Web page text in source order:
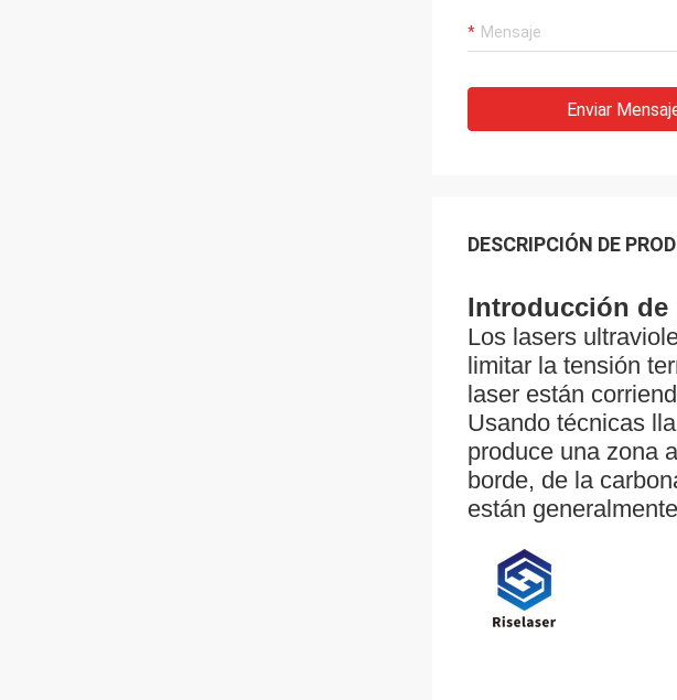
Enviar
DESCRIPCIÓN DE
Introducción
Los lasers
limitar la tensión
laser están
Usando técnicas
produce una zona
borde, de la
están